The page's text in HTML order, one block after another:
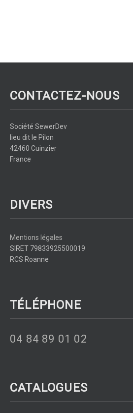
CONTACTEZ-NOUS
Société SewerDev
lieu dit le Pilon
42460 Cuinzier
France
DIVERS
Mentions légales
SIRET 79833925500019
RCS Roanne
TÉLÉPHONE
04 84 89 01 02
CATALOGUES